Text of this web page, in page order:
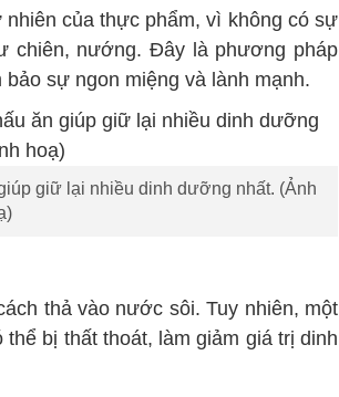
của thực phẩm, vì không có sự
chiên, nướng. Đây là phương pháp
sự ngon miệng và lành mạnh.
giữ lại nhiều dinh dưỡng nhất. (Ảnh
thả vào nước sôi. Tuy nhiên, một
bị thất thoát, làm giảm giá trị dinh